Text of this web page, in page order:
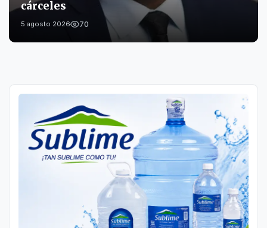
cárceles
5 agosto 2026 70